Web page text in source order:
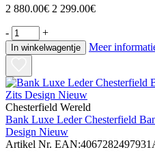
2 880.00€ 2 299.00€
- +
In winkelwagentje Meer
Chesterfield Wereld
Bank Luxe Leder Chesterfield
Design Nieuw
Artikel Nr.